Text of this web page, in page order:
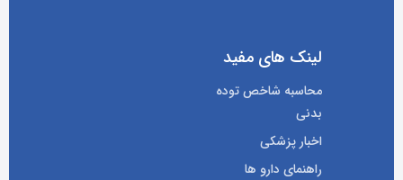
لینک های مفید
محاسبه شاخص توده
بدنی
اخبار پزشکی
راهنمای دارو ها